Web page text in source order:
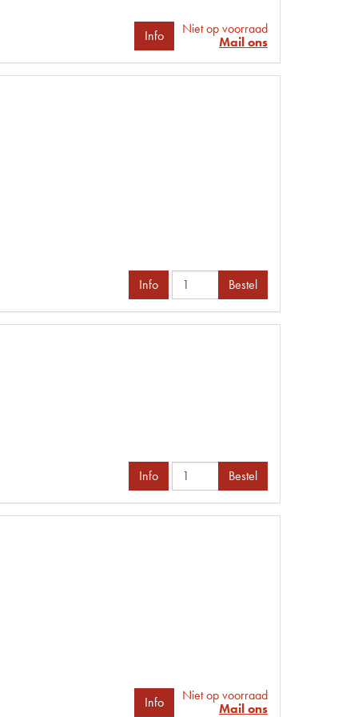
Info
Niet op voorraad
Mail ons
Info
Bestel
Info
Bestel
Info
Niet op voorraad
Mail ons